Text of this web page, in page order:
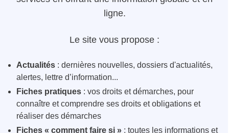
ligne.
Le site vous propose :
Actualités : dernières nouvelles, dossiers d'actualités,
alertes, lettre d’information...
Fiches pratiques : vos droits et démarches, pour
connaître et comprendre ses droits et obligations et
réaliser des démarches
Fiches « comment faire si » : toutes les informations et